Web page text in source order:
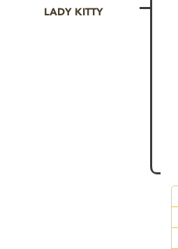
LADY KITTY